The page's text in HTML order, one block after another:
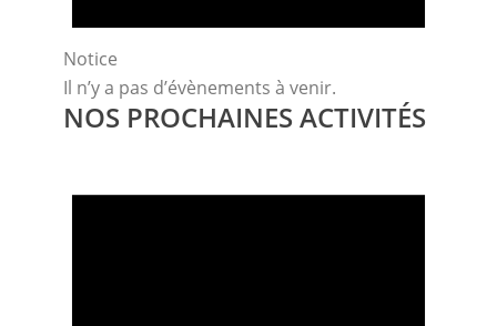
Notice
Il n’y a pas d’évènements à venir.
NOS PROCHAINES ACTIVITÉS